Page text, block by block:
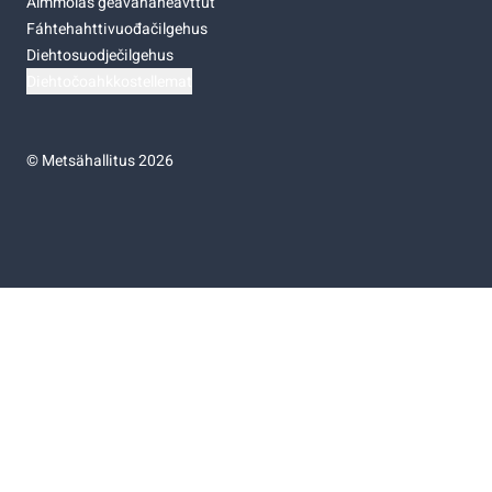
Fáhtehahttivuođačilgehus
Diehtosuodječilgehus
©Metsähallitus 2026